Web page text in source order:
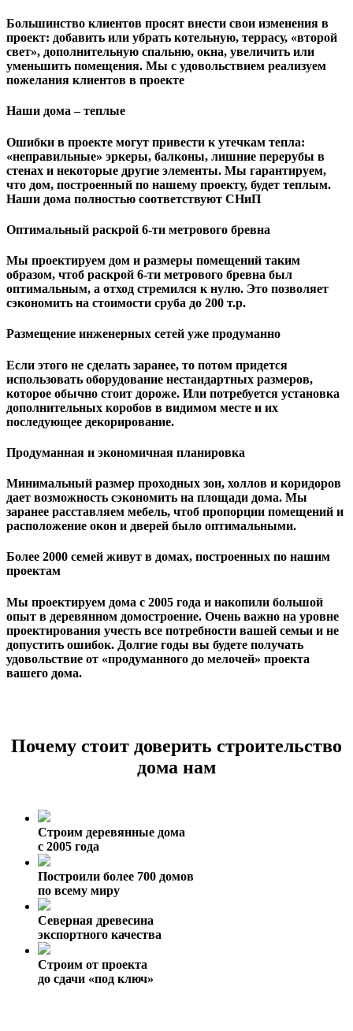
Большинство клиентов просят внести свои изменения в
проект: добавить или убрать котельную, террасу, «второй
свет», дополнительную спальню, окна, увеличить или
уменьшить помещения. Мы с удовольствием реализуем
пожелания клиентов в проекте
Наши дома – теплые
Ошибки в проекте могут привести к утечкам тепла:
«неправильные» эркеры, балконы, лишние перерубы в
стенах и некоторые другие элементы. Мы гарантируем,
чтo дом, построенный по нашему проекту, будет теплым.
Наши дома полностью соответствуют СНиП
Оптимальный раскрой 6-ти метрового бревна
Мы проектируем дом и размеры помещений таким
образом, чтоб раскрой 6-ти метрового бревна был
оптимальным, а отход стремился к нулю. Это позволяет
сэкономить на стоимости сруба до 200 т.р.
Размещение инженерных сетей уже продуманно
Если этого не сделать заранее, то потом придется
использовать оборудование нестандартных размеров,
которое обычно стоит дороже. Или потребуется установка
дополнительных коробов в видимом месте и их
последующее декорирование.
Продуманная и экономичная планировка
Минимальный размер проходных зон, холлов и коридоров
дает возможность сэкономить на площади дома. Мы
заранее расставляем мебель, чтоб пропорции помещений и
расположение окон и дверей было оптимальными.
Более 2000 семей живут в домах, построенных по нашим
проектам
Мы проектируем дома с 2005 года и накопили большой
опыт в деревянном домостроение. Очень важно на уровне
проектирования учесть все потребности вашей семьи и не
допустить ошибок. Долгие годы вы будете получать
удовольствие от «продуманного до мелочей» проекта
вашего дома.
Почему стоит доверить строительство
дома нам
Строим деревянные дома
с 2005 года
Построили более 700 домов
по всему миру
Северная древесина
экспортного качества
Строим от проекта
до сдачи «под ключ»